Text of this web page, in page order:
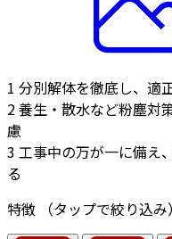
1 分別解体を徹底し、適
2養生・散水など粉塵対
慮
3 工事中の万が一に備え
る
特徴
（タップで絞り込み）